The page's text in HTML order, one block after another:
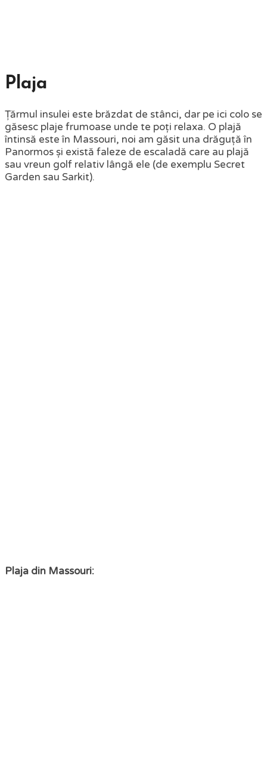
Plaja
Țărmul insulei este brăzdat de stânci, dar pe ici colo se
găsesc plaje frumoase unde te poți relaxa. O plajă
întinsă este în Massouri, noi am găsit una drăguță în
Panormos și există faleze de escaladă care au plajă
sau vreun golf relativ lângă ele (de exemplu Secret
Garden sau Sarkit).
Plaja din Massouri: